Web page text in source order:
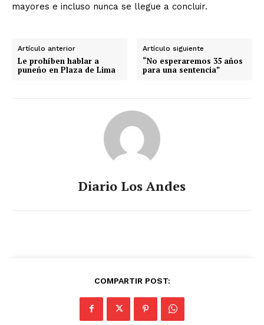
mayores e incluso nunca se llegue a concluir.
Artículo anterior
Le prohíben hablar a
puneño en Plaza de Lima
Artículo siguiente
“No esperaremos 35 años
para una sentencia”
Diario Los Andes
COMPARTIR POST: